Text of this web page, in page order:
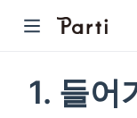
1. 들어